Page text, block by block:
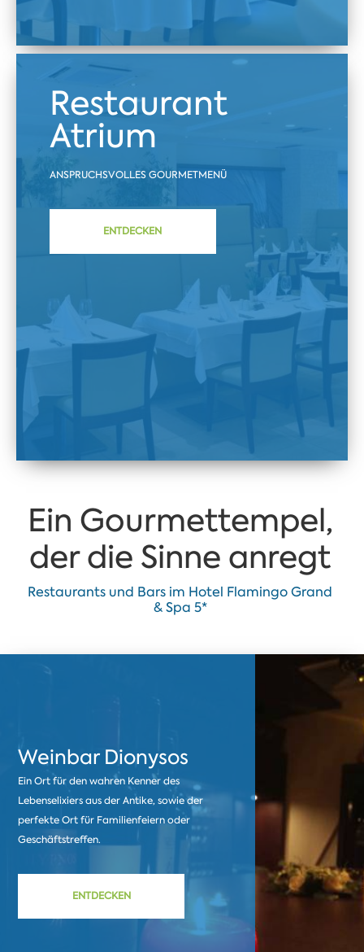
Restaurant
Atrium
ANSPRUCHSVOLLES GOURMETMENÜ
ENTDECKEN
Ein Gourmettempel,
der die Sinne anregt
Restaurants und Bars im Hotel Flamingo Grand
& Spa 5*
Weinbar Dionysos
Ein Ort für den wahren Kenner des
Lebenselixiers aus der Antike, sowie der
perfekte Ort für Familienfeiern oder
Geschäftstreffen.
ENTDECKEN